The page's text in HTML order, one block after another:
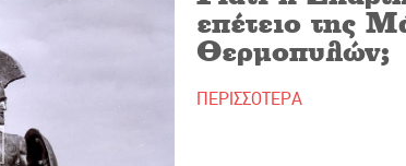
επέτειο της
Θερμοπυλών;
ΠΕΡΙΣΣΟΤΕΡΑ